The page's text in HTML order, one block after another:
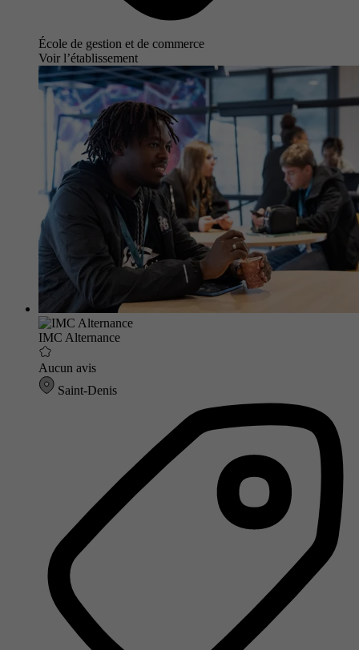
École de gestion et de commerce
Voir l’établissement
IMC Alternance
Aucun avis
Saint-Denis